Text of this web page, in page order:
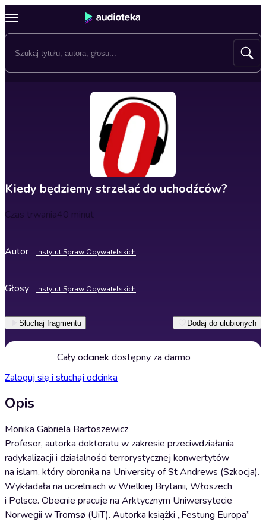
Kiedy będziemy strzelać do uchodźców?
Czas trwania40 minut
Autor Instytut Spraw Obywatelskich
Głosy Instytut Spraw Obywatelskich
Słuchaj fragmentu Dodaj do ulubionych
Cały odcinek dostępny za darmo
Zaloguj się i słuchaj odcinka
Opis
Monika Gabriela Bartoszewicz
Profesor, autorka doktoratu w zakresie przeciwdziałania
radykalizacji i działalności terrorystycznej konwertytów
na islam, który obroniła na University of St Andrews (Szkocja).
Wykładała na uczelniach w Wielkiej Brytanii, Włoszech
i Polsce. Obecnie pracuje na Arktycznym Uniwersytecie
Norwegii w Tromsø (UiT). Autorka książki „Festung Europa”